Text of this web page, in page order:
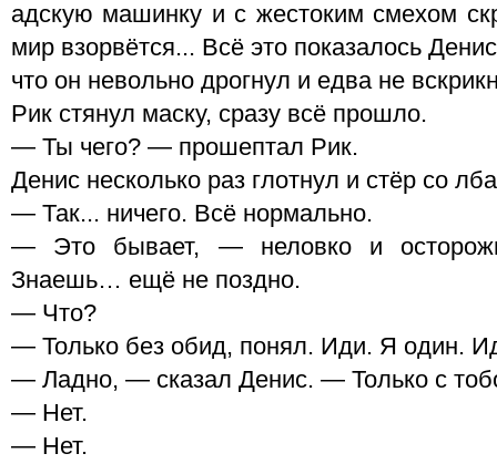
адскую машинку и с жестоким смехом
мир взорвётся... Всё это показалось
что он невольно дрогнул и едва не
Рик стянул маску, сразу всё прошло.
— Ты чего? — прошептал Рик.
Денис несколько раз глотнул и стёр со
— Так... ничего. Всё нормально.
— Это бывает, — неловко и
Знаешь… ещё не поздно.
— Что?
— Только без обид, понял. Иди. Я один.
— Ладно, — сказал Денис. — Только с
— Нет.
— Нет.